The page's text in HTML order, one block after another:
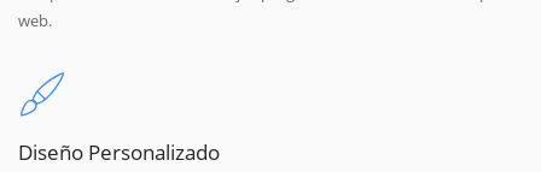
web.
Diseño Personalizado